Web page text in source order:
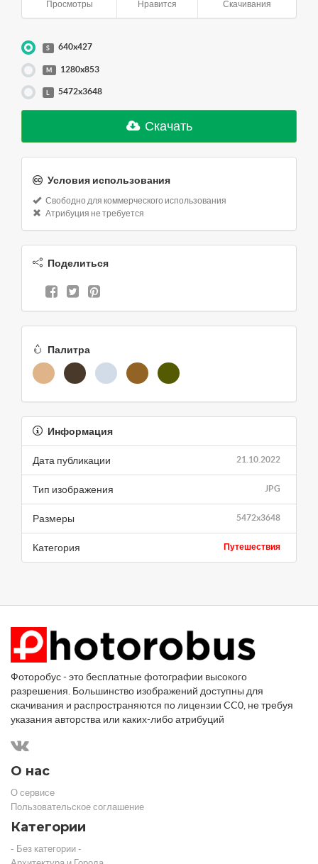
Просмотры Нравится Скачивания
S 640x427
M 1280x853
L 5472x3648
Скачать
Условия использования
Свободно для коммерческого использования
Атрибуция не требуется
Поделиться
Палитра
Информация
21.10.2022
Дата публикации
JPG
Тип изображения
5472x3648
Размеры
Путешествия
Категория
Фоторобус - это бесплатные фотографии высокого
разрешения. Большинство изображений доступны для
скачивания и распространяются по лицензии CC0, не требуя
указания авторства или каких-либо атрибуций
О нас
О сервисе
Пользовательское соглашение
Категории
- Без категории -